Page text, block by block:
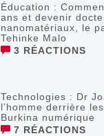
Éducation :
ans et devenir
nanomatériaux, le
Tehinke Malo
3 RÉACTIONS
Technologies : Dr
l’homme derrière
Burkina numérique
7 RÉACTIONS